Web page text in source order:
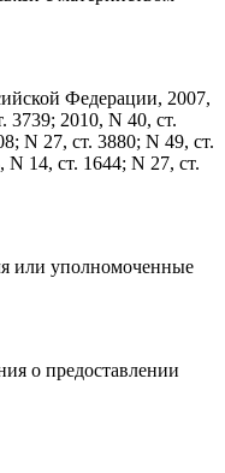
Федерации, 2007,
3739; 2010, N 40, ст.
N 27, ст. 3880; N 49, ст.
N 14, ст. 1644; N 27, ст.
или уполномоченные
о предоставлении